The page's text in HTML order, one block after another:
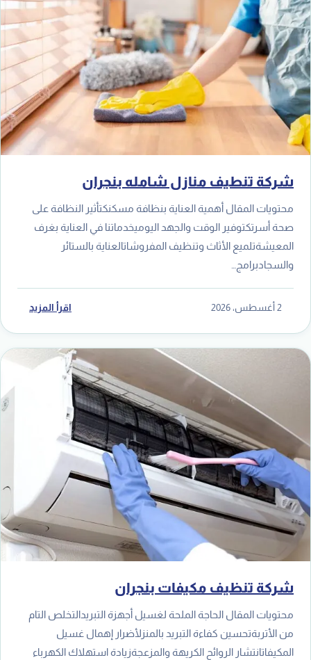
شركة تنطيف منازل شامله بنجران
محتويات المقال أهمية العناية بنظافة مسكنكتأثير النظافة على
صحة أسرتكتوفير الوقت والجهد اليوميخدماتنا في العناية بغرف
المعيشةتلميع الأثاث وتنظيف المفروشاتالعناية بالستائر
والسجادبرامج…
2 أغسطس، 2026 اقرأ المزيد
شركة تنظيف مكيفات بنجران
محتويات المقال الحاجة الملحة لغسيل أجهزة التبريدالتخلص التام
من الأتربةتحسين كفاءة التبريد بالمنزلأضرار إهمال غسيل
المكيفاتانتشار الروائح الكريهة والمزعجةزيادة استهلاك الكهرباء